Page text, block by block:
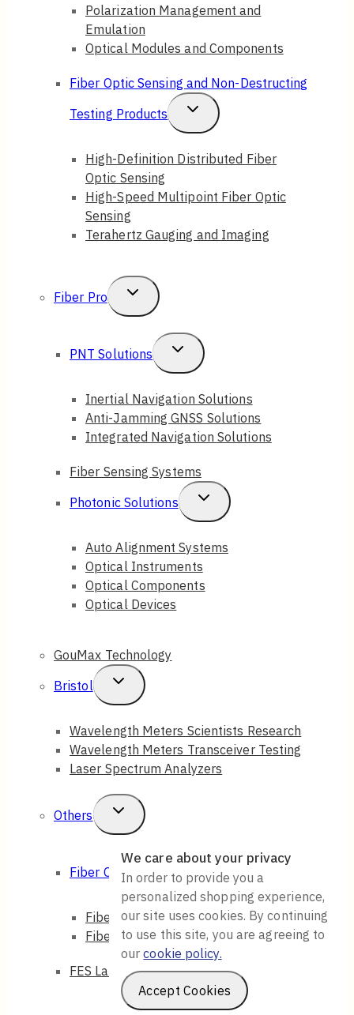
We care about your privacy
In order to provide you a
personalized shopping experience,
our site uses cookies. By continuing
to use this site, you are agreeing to
ourcookie policy.
Accept Cookies
Polarization Management and
Emulation
Optical Modules and Components
Fiber Optic Sensing and Non-Destructing
Testing Products
Toggle
Child
Menu
High-Definition Distributed Fiber
Optic Sensing
High-Speed Multipoint Fiber Optic
Sensing
Terahertz Gauging and Imaging
Fiber Pro
Toggle
Child
Menu
PNT Solutions
Toggle
Child
Menu
Inertial Navigation Solutions
Anti-Jamming GNSS Solutions
Integrated Navigation Solutions
Fiber Sensing Systems
Photonic Solutions
Toggle
Child
Menu
Auto Alignment Systems
Optical Instruments
Optical Components
Optical Devices
GouMax Technology
Bristol
Toggle
Child
Menu
Wavelength Meters Scientists Research
Wavelength Meters Transceiver Testing
Laser Spectrum Analyzers
Others
Toggle
Child
Menu
Fiber Optic
Toggle
Child
Menu
Fiber Optic Patch Cord
Fiber Optic Splitter
FES Laser Safety Glasses